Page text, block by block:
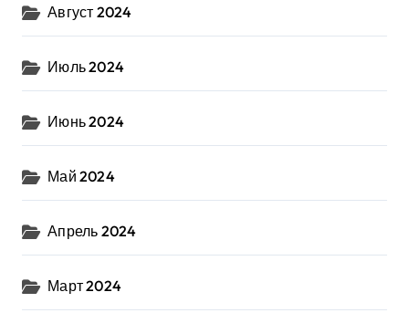
Август 2024
Июль 2024
Июнь 2024
Май 2024
Апрель 2024
Март 2024